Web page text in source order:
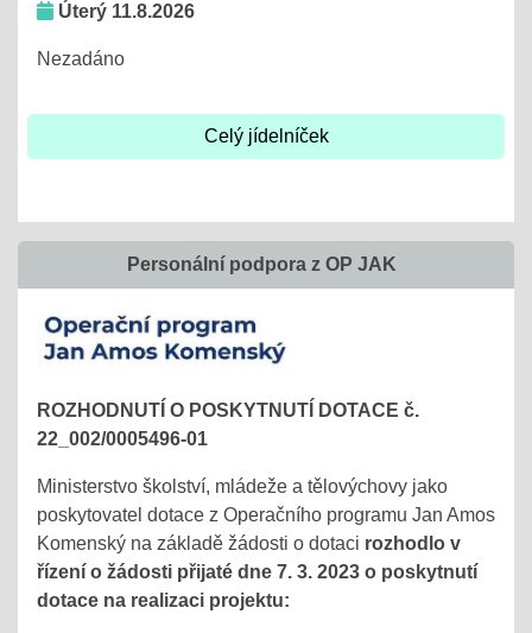
Úterý 11.8.2026
Nezadáno
Celý jídelníček
Personální podpora z OP JAK
ROZHODNUTÍ O POSKYTNUTÍ DOTACE č.
22_002/0005496-01
Ministerstvo školství, mládeže a tělovýchovy jako
poskytovatel dotace z Operačního programu Jan Amos
Komenský na základě žádosti o dotaci rozhodlo v
řízení o žádosti přijaté dne 7. 3. 2023 o poskytnutí
dotace na realizaci projektu: